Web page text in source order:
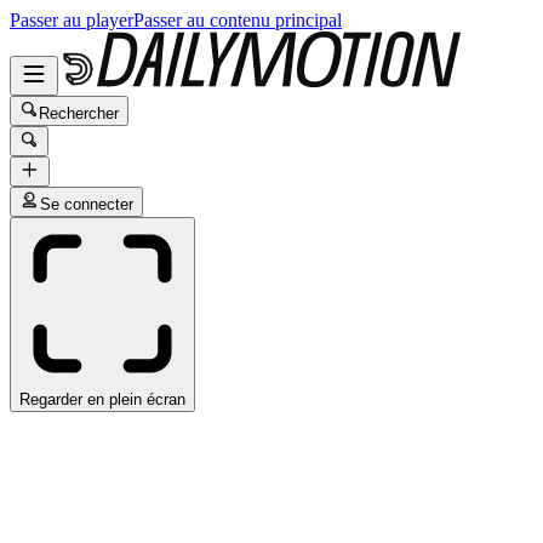
Passer au playerPasser au contenu principal
Rechercher
Se connecter
Regarder en plein écran